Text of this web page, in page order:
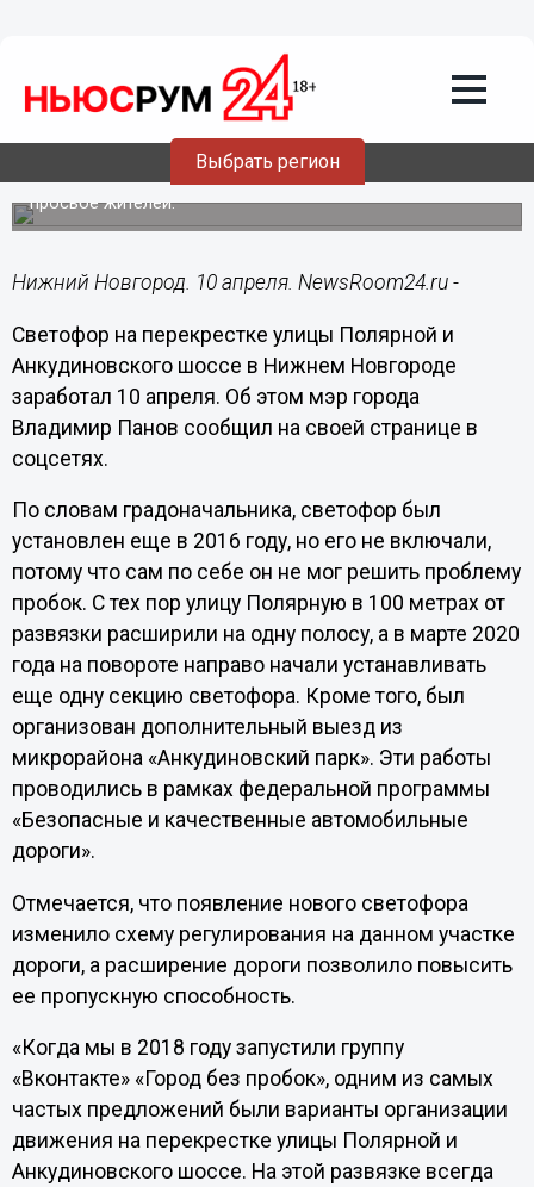
Выбрать регион
Панов: Новый светофор на
Анкудиновском шоссе решит проблему
пробок
Его установили на перекрестке с улицей Полярной по
просьбе жителей.
Нижний Новгород. 10 апреля. NewsRoom24.ru -
Светофор на перекрестке улицы Полярной и
Анкудиновского шоссе в Нижнем Новгороде
заработал 10 апреля. Об этом мэр города
Владимир Панов сообщил на своей странице в
соцсетях.
По словам градоначальника, светофор был
установлен еще в 2016 году, но его не включали,
потому что сам по себе он не мог решить проблему
пробок. С тех пор улицу Полярную в 100 метрах от
развязки расширили на одну полосу, а в марте 2020
года на повороте направо начали устанавливать
еще одну секцию светофора. Кроме того, был
организован дополнительный выезд из
микрорайона «Анкудиновский парк». Эти работы
проводились в рамках федеральной программы
«Безопасные и качественные автомобильные
дороги».
Отмечается, что появление нового светофора
изменило схему регулирования на данном участке
дороги, а расширение дороги позволило повысить
ее пропускную способность.
«Когда мы в 2018 году запустили группу
«Вконтакте» «Город без пробок», одним из самых
частых предложений были варианты организации
движения на перекрестке улицы Полярной и
Анкудиновского шоссе. На этой развязке всегда